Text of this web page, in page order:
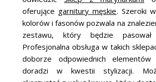
oferujące garnitury męskie. Szeroki
kolorów i fasonów pozwala na
zestawu, który będzie
Profesjonalna obsługa w takich
doborze odpowiednich
doradzi w kwestii stylizacji.